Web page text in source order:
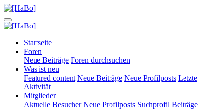
Startseite
Foren
Neue Beiträge Foren durchsuchen
Was ist neu
Featured content Neue Beiträge Neue Profilposts Letzte
Aktivität
Mitglieder
Aktuelle Besucher Neue Profilposts Suchprofil Beiträge